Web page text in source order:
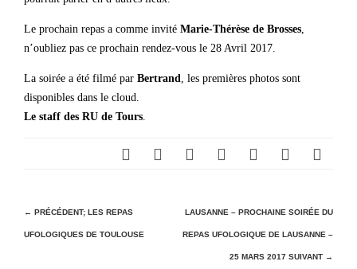
Le prochain repas a comme invité Marie-Thérèse de Brosses,
n’oubliez pas ce prochain rendez-vous le 28 Avril 2017.
La soirée a été filmé par Bertrand, les premières photos sont
disponibles dans le cloud.
Le staff des RU de Tours.
N
a
← PRÉCÉDENT; LES REPAS
UFOLOGIQUES DE TOULOUSE
LAUSANNE – PROCHAINE SOIRÉE DU
REPAS UFOLOGIQUE DE LAUSANNE –
25 MARS 2017 SUIVANT →